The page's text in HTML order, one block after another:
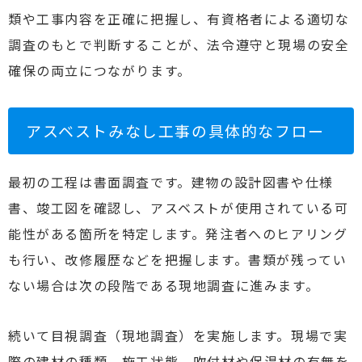
類や工事内容を正確に把握し、有資格者による適切な
調査のもとで判断することが、法令遵守と現場の安全
確保の両立につながります。
アスベストみなし工事の具体的なフロー
最初の工程は書面調査です。建物の設計図書や仕様
書、竣工図を確認し、アスベストが使用されている可
能性がある箇所を特定します。発注者へのヒアリング
も行い、改修履歴などを把握します。書類が残ってい
ない場合は次の段階である現地調査に進みます。
続いて目視調査（現地調査）を実施します。現場で実